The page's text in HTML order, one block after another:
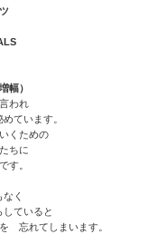
幅）
われ
ています。
くための
ちに
す。
く
ていると
忘れてしまいます。